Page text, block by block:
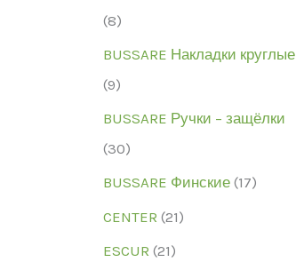
(8)
BUSSARE Накладки круглые
(9)
BUSSARE Ручки – защёлки
(30)
BUSSARE Финские (17)
CENTER (21)
ESCUR (21)